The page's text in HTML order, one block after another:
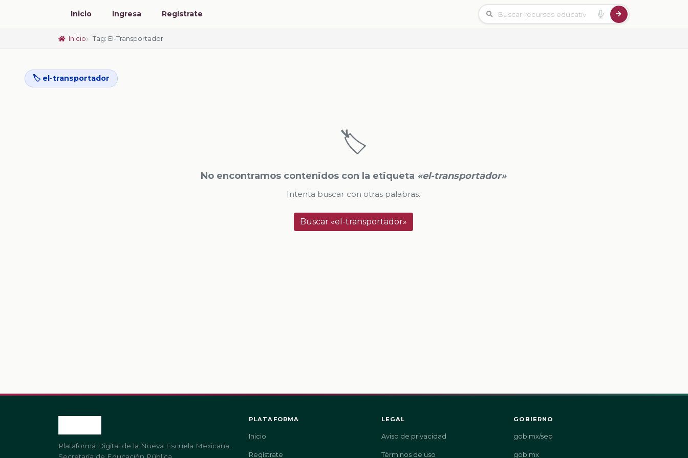
Inicio Ingresa Regístrate
Inicio Tag: El-Transportador
🏷️ el-transportador
🏷️
No encontramos contenidos con la etiqueta «el-transportador»
Intenta buscar con otras palabras.
Buscar «el-transportador»
Plataforma Digital de la Nueva Escuela Mexicana.
PLATAFORMA
Inicio
Regístrate
LEGAL
Aviso de privacidad
Términos de uso
GOBIERNO
gob.mx/sep
gob.mx